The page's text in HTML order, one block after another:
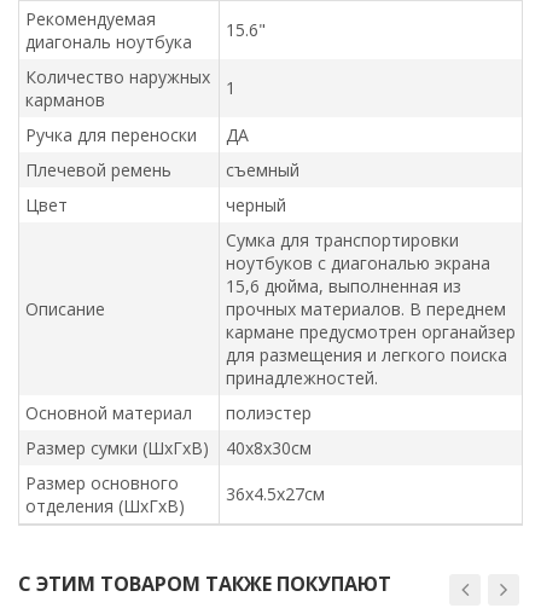
Рекомендуемая
диагональ ноутбука
15.6"
Количество наружных
карманов
1
Ручка для переноски
ДА
Плечевой ремень
съемный
Цвет
черный
Описание
Сумка для транспортировки
ноутбуков с диагональю экрана
15,6 дюйма, выполненная из
прочных материалов. В переднем
кармане предусмотрен органайзер
для размещения и легкого поиска
принадлежностей.
Основной материал
полиэстер
Размер сумки (ШхГхВ)
40x8x30см
Размер основного
отделения (ШхГхВ)
36x4.5x27см
С ЭТИМ ТОВАРОМ ТАКЖЕ ПОКУПАЮТ